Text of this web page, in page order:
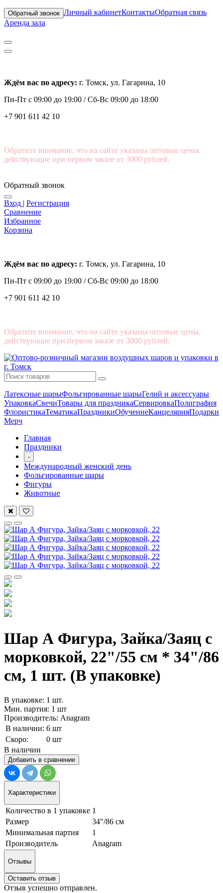
Обратный звонок Личный кабинетКонтактыОбратная связь
Аренда зала
Ждём вас по адресу: г. Томск, ул. Гагарина, 10
Пн-Пт с 09:00 до 19:00 /Сб-Вс 09:00 до 18:00
+7 901 611 42 10
Обратите внимание, что на сайте указаны оптовые цены,
действующие при первом заказе от 3000 рублей.
Обратный звонок
Вход | Регистрация
Сравнение
Избранное
Корзина
Ждём вас по адресу: г. Томск, ул. Гагарина, 10
Пн-Пт с 09:00 до 19:00 /Сб-Вс 09:00 до 18:00
+7 901 611 42 10
Обратите внимание, что на сайте указаны оптовые цены,
действующие при первом заказе от 3000 рублей.
Латексные шарыФольгированные шарыГелий и аксессуары
УпаковкаСвечиТовары для праздникаСервировкаПолиграфия
ФлористикаТематикаПраздникиОбучениеКанцелярияПодарки
Мерч
Главная
Праздники
-
Международный женский день
Фольгированные шары
Фигуры
Животные
Шар А Фигура, Зайка/Заяц с
морковкой, 22"/55 см * 34"/86
см, 1 шт. (В упаковке)
В упаковке: 1 шт.
Мин. партия: 1 шт
Производитель: Anagram
В наличии: 6 шт
Скоро:
0 шт
В наличии
Добавить в сравнение
Характеристики
Количество в 1 упаковке 1
Размер
34"/86 см
Минимальная партия
1
Производитель
Anagram
Отзывы
Оставить отзыв
Отзыв успешно отправлен.